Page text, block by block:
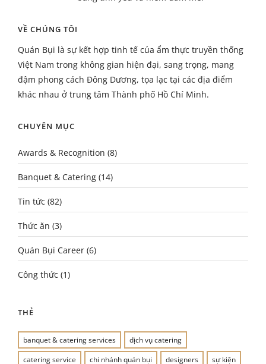
VỀ CHÚNG TÔI
Quán Bụi là sự kết hợp tinh tế của ẩm thực truyền thống
Việt Nam trong không gian hiện đại, sang trọng, mang
đậm phong cách Đông Dương, tọa lạc tại các địa điểm
khác nhau ở trung tâm Thành phố Hồ Chí Minh.
CHUYÊN MỤC
Awards & Recognition (8)
Banquet & Catering (14)
Tin tức (82)
Thức ăn (3)
Quán Bụi Career (6)
Công thức (1)
THẺ
banquet & catering services
dịch vụ catering
catering service
chi nhánh quán bụi designers sự kiện